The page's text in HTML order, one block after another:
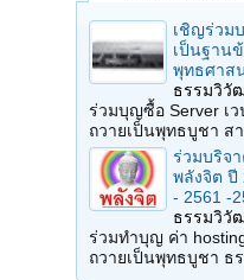
เชิญร่วม
เป็นฐาน
พุทธศาส
ธรรมวิวั
ร่วมบุญซื้อ Server เ
ถวายเป็นพุทธบูชา ส
ร่วมบริจา
พลังจิต ปี
- 2561 -
ธรรมวิวั
ร่วมทำบุญ ค่า
ถวายเป็นพุทธบูชา ธ